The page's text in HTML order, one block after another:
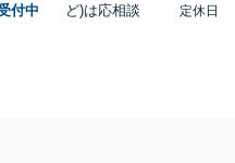
付中
ど)は応相談
定休日